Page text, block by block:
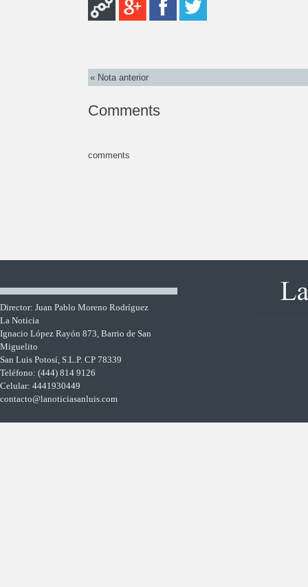
« Nota anterior
Comments
comments
Director: Juan Pablo Moreno Rodríguez
La Noticia
Ignacio López Rayón 873, Barrio de San
Miguelito
San Luis Potosí, S.L.P. CP 78339
Teléfono: (444) 814 9126
Celular: 4441930449
contacto@lanoticiasanluis.com